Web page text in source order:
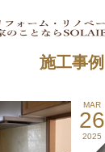
施工事例
MAR
26
2025